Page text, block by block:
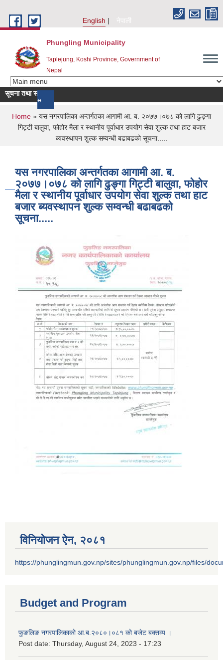
English
नेपाली
Phungling Municipality
Taplejung, Koshi Province, Government of
Nepal
सूचना तथा समाचार
more
You are here
Home » यस नगरपालिका अन्तर्गतका आगामी आ. ब. २०७७।०७८ को लागि ढुङ्गा
गिट्टी बालुवा, फोहोर मैला र स्थानीय पूर्वाधार उपयोग सेवा शुल्क तथा हाट बजार
ब्यवस्थापन शुल्क सम्वन्धी बढाबढको सूचना.....
यस नगरपालिका अन्तर्गतका आगामी आ. ब.
२०७७।०७८ को लागि ढुङ्गा गिट्टी बालुवा, फोहोर
मैला र स्थानीय पूर्वाधार उपयोग सेवा शुल्क तथा हाट
बजार ब्यवस्थापन शुल्क सम्वन्धी बढाबढको
सूचना.....
विनियोजन ऐन‚ २०८१
https://phunglingmun.gov.np/sites/phunglingmun.gov.np/files/
Budget and Program
फुङलिङ नगरपालिकाको आ.ब.२०८०।०८१ को बजेट बक्तव्य ।
Post date: Thursday, August 24, 2023 - 17:23